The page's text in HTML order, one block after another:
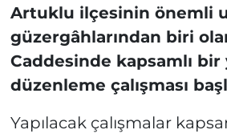
Artuklu ilçesinin önemli
güzergâhlarından biri
Caddesinde kapsamlı bir
düzenleme çalışması
Yapılacak çalışmalar